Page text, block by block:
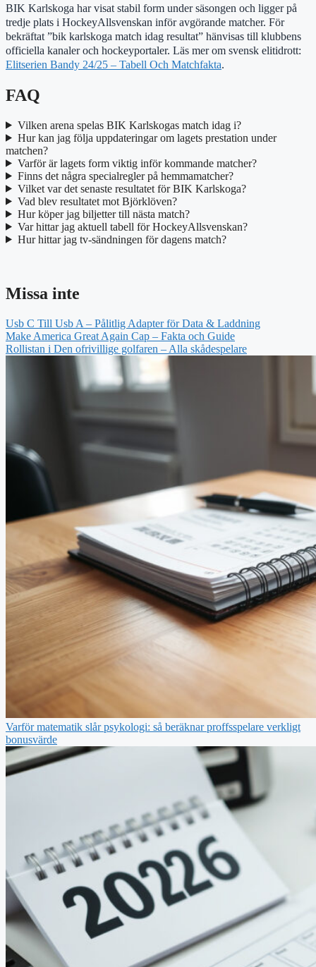
BIK Karlskoga har visat stabil form under säsongen och ligger på
tredje plats i HockeyAllsvenskan inför avgörande matcher. För
bekräftat ”bik karlskoga match idag resultat” hänvisas till klubbens
officiella kanaler och hockeyportaler. Läs mer om svensk elitidrott:
Elitserien Bandy 24/25 – Tabell Och Matchfakta.
FAQ
Vilken arena spelas BIK Karlskogas match idag i?
Hur kan jag följa uppdateringar om lagets prestation under
matchen?
Varför är lagets form viktig inför kommande matcher?
Finns det några specialregler på hemmamatcher?
Vilket var det senaste resultatet för BIK Karlskoga?
Vad blev resultatet mot Björklöven?
Hur köper jag biljetter till nästa match?
Var hittar jag aktuell tabell för HockeyAllsvenskan?
Hur hittar jag tv-sändningen för dagens match?
Missa inte
Usb C Till Usb A – Pålitlig Adapter för Data & Laddning
Make America Great Again Cap – Fakta och Guide
Rollistan i Den ofrivillige golfaren – Alla skådespelare
Varför matematik slår psykologi: så beräknar proffsspelare verkligt
bonusvärde